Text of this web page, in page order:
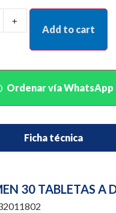
+
Add to cart
Ordenar vía WhatsApp
Ficha técnica
30 TABLETAS A